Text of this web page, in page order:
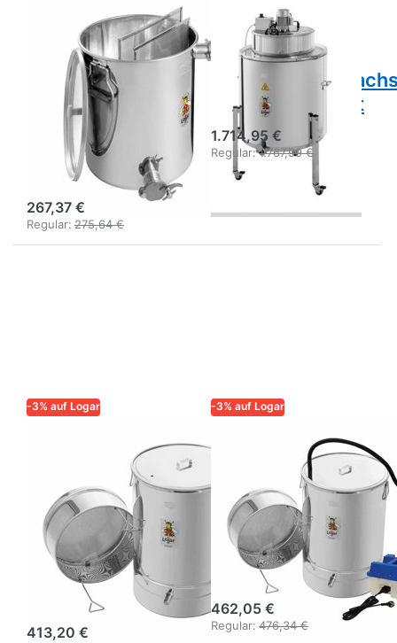
ZUVERLÄSSIGKEIT FÜR
Logar
Unterstell-
Siebkanne mit
Grob- und
Feinsieb, 30 kg,
zwei Hähne
267,37 €
Regular: 275,64 €
LOGAR – QUALITÄT UND
ZUVERLÄSSIGKEIT FÜR
Logar
Ø 63 cm, isoliert
1.714,95 €
Regular:1.767,99 €
-3% auf Logar
ZUVERLÄSSIGKEIT FÜR
Kleinwachsschmelzer
und Desinfektor
ohne
Dampfgenerator
(100 l)
413,20 €
-3% auf Logar
LOGAR – QUALITÄT UND
ZUVERLÄSSIGKEIT FÜR
und Desinfektor
mit
Dampfgenerator
462,05 €
Regular: 476,34 €